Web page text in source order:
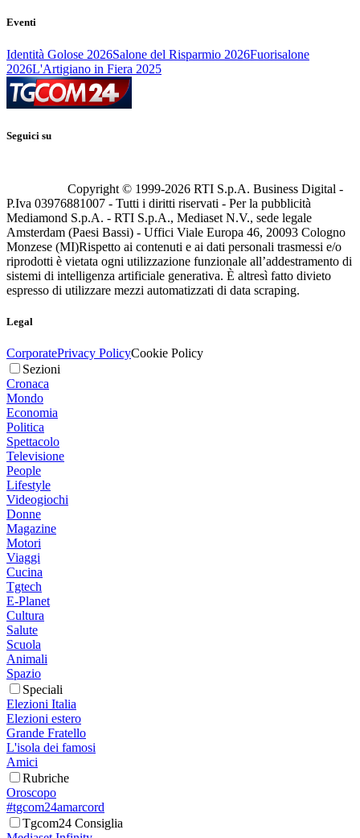
Eventi
Identità Golose 2026Salone del Risparmio 2026Fuorisalone
2026L'Artigiano in Fiera 2025
Seguici su
Copyright © 1999-2026 RTI S.p.A. Business Digital -
P.Iva 03976881007 - Tutti i diritti riservati - Per la pubblicità
Mediamond S.p.A. - RTI S.p.A., Mediaset N.V., sede legale
Amsterdam (Paesi Bassi) - Uffici Viale Europa 46, 20093 Cologno
Monzese (MI)Rispetto ai contenuti e ai dati personali trasmessi e/o
riprodotti è vietata ogni utilizzazione funzionale all’addestramento di
sistemi di intelligenza artificiale generativa. È altresì fatto divieto
espresso di utilizzare mezzi automatizzati di data scraping.
Legal
CorporatePrivacy PolicyCookie Policy
Sezioni
Cronaca
Mondo
Economia
Politica
Spettacolo
Televisione
People
Lifestyle
Videogiochi
Donne
Magazine
Motori
Viaggi
Cucina
Tgtech
E-Planet
Cultura
Salute
Scuola
Animali
Spazio
Speciali
Elezioni Italia
Elezioni estero
Grande Fratello
L'isola dei famosi
Amici
Rubriche
Oroscopo
#tgcom24amarcord
Tgcom24 Consiglia